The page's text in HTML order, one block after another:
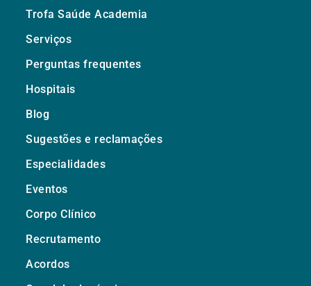
Trofa Saúde Academia
Serviços
Perguntas frequentes
Hospitais
Blog
Sugestões e reclamações
Especialidades
Eventos
Corpo Clínico
Recrutamento
Acordos